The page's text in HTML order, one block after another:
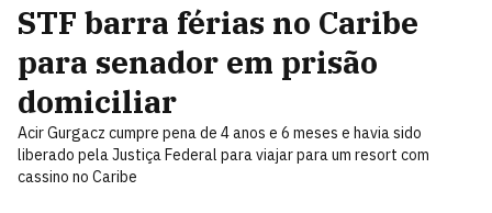
STF barra férias no Caribe
para senador em prisão
domiciliar
Acir Gurgacz cumpre pena de 4 anos e 6 meses e havia sido
liberado pela Justiça Federal para viajar para um resort com
cassino no Caribe